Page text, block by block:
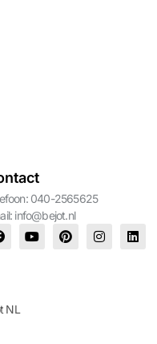
040-2565625
info@bejot.nl
NL